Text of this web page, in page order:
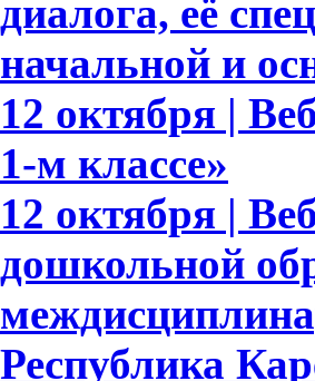
диалога, её
начальной и
12 октября |
1-м классе»
12 октября |
дошкольной
Республика